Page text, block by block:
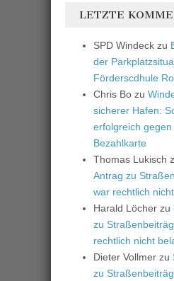
LETZTE
SPD Windeck zu
der
Förderscdhule
Chris Bo zu
sicherer Hafen:
erfolgreich gegen
Bezahlkarte
Thomas Lukisch
Antrag zu
war rechtlich
Harald Löcher zu
zu
rechtlich nicht
Dieter Vollmer zu
zu